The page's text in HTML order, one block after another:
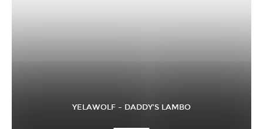
YELAWOLF – DADDY’S LAMBO